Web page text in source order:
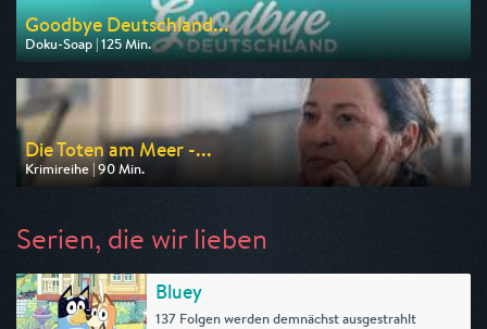
Goodbye Deutschland...
Doku-Soap | 125 Min.
Ausgestrahlt von VOX
am 10.08.2026, 20:15
Die Toten am Meer -...
Krimireihe | 90 Min.
Ausgestrahlt von ARD
Serien, die wir lieben
Bluey
137 Folgen werden demnächst ausgestrahlt